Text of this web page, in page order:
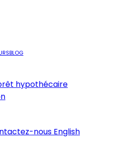
BLOG
hypothécaire
nous English